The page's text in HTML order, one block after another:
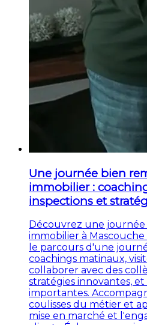
Une journée bien
immobilier :
inspections et
Découvrez une
immobilier à Mascouche
le parcours d'une
coachings matinaux,
collaborer avec des
stratégies innovantes,
importantes.
coulisses du métier et
mise en marché et